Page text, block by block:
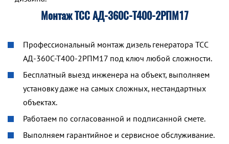
Монтаж ТСС АД-360С-Т400-2РПМ17
Профессиональный монтаж дизель генератора ТСС
АД-360С-Т400-2РПМ17 под ключ любой сложности.
Бесплатный выезд инженера на объект, выполняем
установку даже на самых сложных, нестандартных
объектах.
Работаем по согласованной и подписанной смете.
Выполняем гарантийное и сервисное обслуживание.